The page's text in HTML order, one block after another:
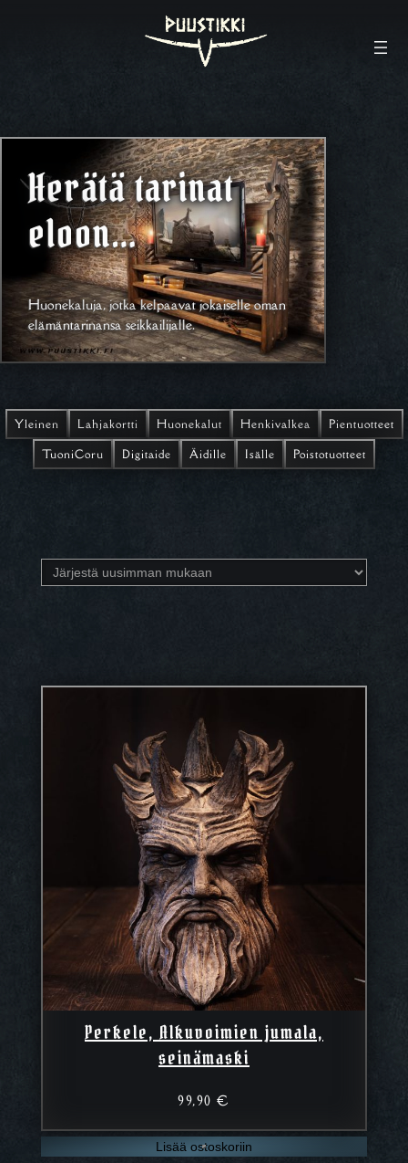
Herätä tarinat
eloon…
Huonekaluja, jotka kelpaavat jokaiselle oman
elämäntarinansa seikkailijalle.
Yleinen Lahjakortti Huonekalut Henkivalkea
Pientuotteet
TuoniCoru
Digitaide Äidille Isälle Poistotuotteet
Perkele, Alkuvoimien jumala,
seinämaski
99,90€
Lisää ostoskoriin